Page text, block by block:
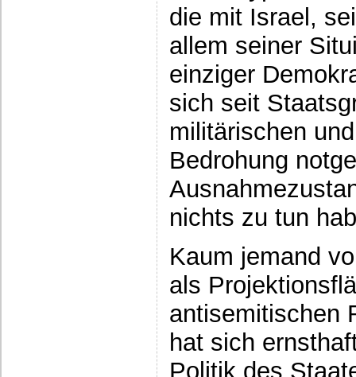
die mit Israel,
allem seiner
einziger
sich seit
militärischen
Bedrohung
nichts zu tun
Kaum jemand
als
antisemitischen
hat sich
Politik des